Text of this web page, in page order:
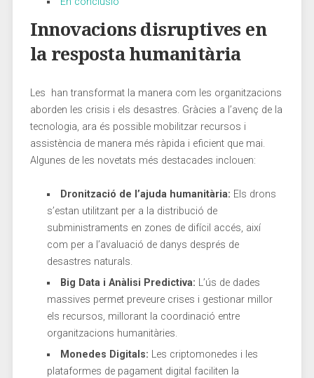
Innovacions disruptives en
la resposta humanitària
Les ‍ han transformat la manera com les organitzacions
⁤aborden les crisis i els desastres. Gràcies a l’avenç de la
tecnologia, ara és possible mobilitzar recursos i
assistència de manera més ràpida ⁣i eficient que mai.
Algunes ⁣de les⁤ novetats més destacades⁣ inclouen:
Dronització de ​l’ajuda humanitària: Els drons
s’estan utilitzant per a la distribució de
subministraments en zones de difícil accés, així
com per a l’avaluació de danys després ⁤de
desastres naturals.
Big ⁣Data i Anàlisi Predictiva: L’ús de dades
massives ⁣permet preveure crises i gestionar millor
els recursos, millorant la coordinació entre
organitzacions ‍humanitàries.
Monedes Digitals: Les criptomonedes i les
plataformes de pagament‌ digital ⁤faciliten⁣ la